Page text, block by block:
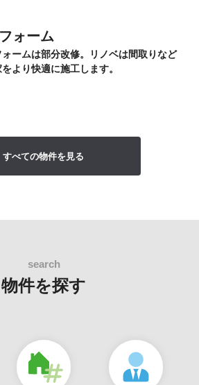
ォーム
ームは部分改修。リノベは間取りなど
より快適に施工します。
すべての物件を見る
物件を探す